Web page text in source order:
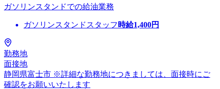
ガソリンスタンドでの給油業務
ガソリンスタンドスタッフ 時給1,400円
勤務地
面接地
静岡県富士市 ※詳細な勤務地につきましては、面接時にご
確認をお願いいたします